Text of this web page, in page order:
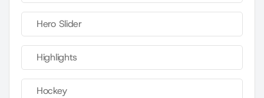
Hero Slider
Highlights
Hockey